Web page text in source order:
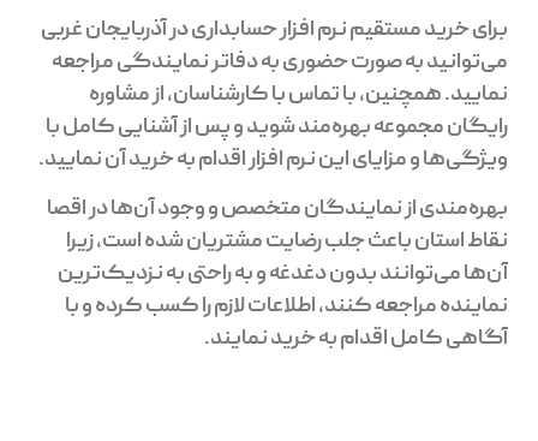
برای خرید مستقیم نرم افزار حسابداری در آذربایجان غربی
می‌توانید به صورت حضوری به دفاتر نمایندگی مراجعه
نمایید. همچنین، با تماس با کارشناسان، از مشاوره
رایگان مجموعه بهره‌مند شوید و پس از آشنایی کامل با
ویژگی‌ها و مزایای این نرم افزار اقدام به خرید آن نمایید.
بهره‌مندی از نمایندگان متخصص و وجود آن‌ها در اقصا
نقاط استان باعث جلب رضایت مشتریان شده است، زیرا
آن‌ها می‌توانند بدون دغدغه و به راحتی به نزدیک‌ترین
نماینده مراجعه کنند، اطلاعات لازم را کسب کرده و با
آگاهی کامل اقدام به خرید نمایند.